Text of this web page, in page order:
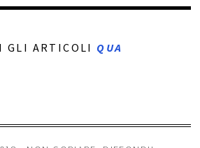
GLI ARTICOLI QUA